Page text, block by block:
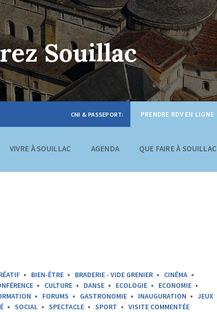
Souillac
PRENDRE RDV EN LIGNE
VIVRE À SOUILLAC AGENDA QUE FAIRE À SOUILLAC
BIEN-ÊTRE BRADERIE - VIDE GRENIER
CINÉMA
CULTURE DANSE ECOLOGIE
ECONOMIE
FORUMS GASTRONOMIE INAUGURATION
JEUX
SOCIAL SPECTACLE SPORT VISITE COMMENTÉE